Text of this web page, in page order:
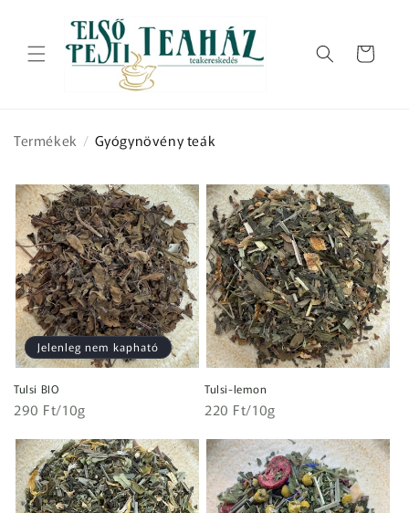
tartalomhoz
Kosár
Termékek / Gyógynövény teák
Jelenleg nem kapható
Tulsi BIO
Normál
Egységár
290 Ft/10g
Tulsi-lemon
Normál
Egységár
220 Ft/10g